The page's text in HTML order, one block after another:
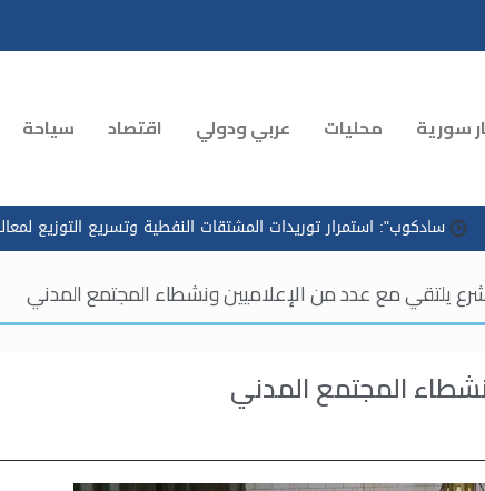
سورية محليات عربي ودولي اقتصاد سياحة
المشتقات النفطية وتسريع التوزيع لمعالجة الازدحام في
يلتقي مع عدد من الإعلاميين ونشطاء المجتمع المدني
المجتمع المدني